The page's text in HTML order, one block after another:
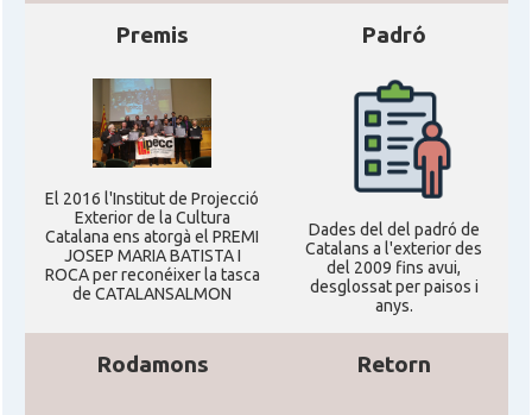
Premis
El 2016 l'Institut de Projecció
Exterior de la Cultura
Catalana ens atorgà el PREMI
JOSEP MARIA BATISTA I
ROCA per reconéixer la tasca
de CATALANSALMON
Padró
Dades del del padró de
Catalans a l'exterior des
del 2009 fins avui,
desglossat per paisos i
anys.
Rodamons Retorn